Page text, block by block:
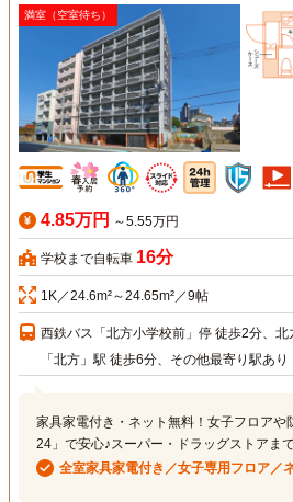
満室（空室待ち）
4.85万円 ～5.55万円
学校まで自転車 16分
1K／24.6m²～24.65m²／9帖
西鉄バス「北方小学校前」停 徒歩2分、
「北方」駅 徒歩6分、その他最寄り駅あり
家具家電付き・ネット無料！女子フロアや
24」で安心♪スーパー・ドラッグストアま
全室家具家電付き／女子専用フロア／